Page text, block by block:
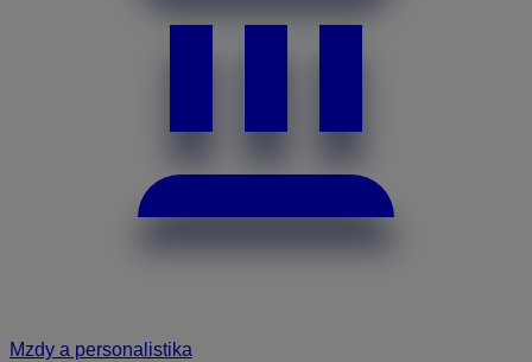
Mzdy a personalistika